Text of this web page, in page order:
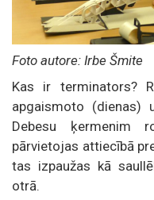
Foto autore: Irbe Šmite
Kas ir terminators?
apgaismoto (dienas)
Debesu ķermenim
pārvietojas attiecībā
tas izpaužas kā
otrā.